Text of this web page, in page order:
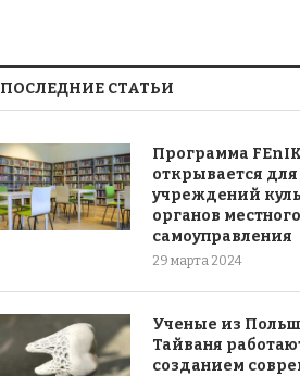
ПОСЛЕДНИЕ СТАТЬИ
Программа
открывается для
учреждений
органов местного
самоуправления
29 марта 2024
Ученые из
Тайваня
созданием